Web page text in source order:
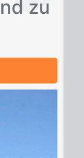
zu